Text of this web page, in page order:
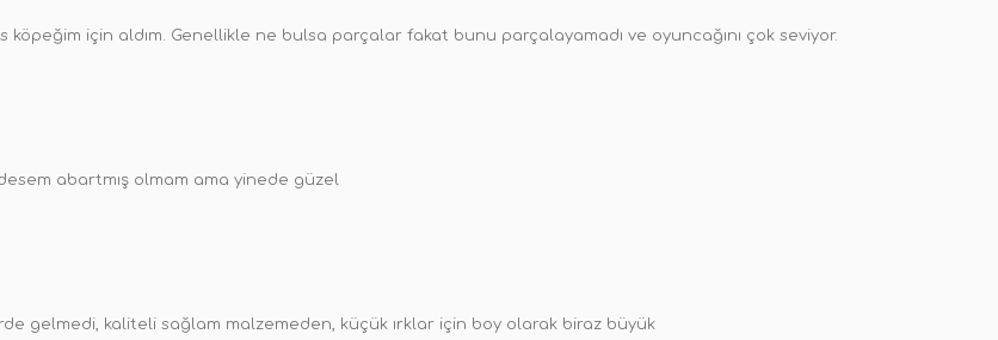
köpeğim için aldım. Genellikle ne bulsa parçalar fakat bunu parçalayamadı ve oyuncağını çok seviyor.
abartmış olmam ama yinede güzel
gelmedi, kaliteli sağlam malzemeden, küçük ırklar için boy olarak biraz büyük